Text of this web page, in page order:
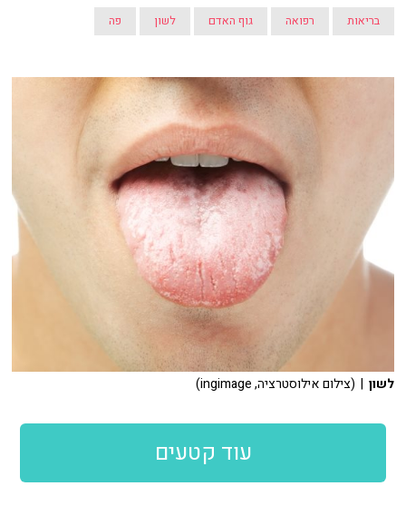
בריאות רפואה גוף האדם לשון פה
לשון | (צילום אילוסטרציה, ingimage)
עוד קטעים